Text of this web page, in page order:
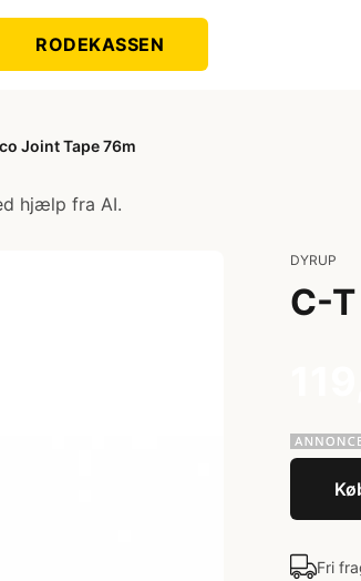
RODEKASSEN
Joint Tape 76m
hjælp fra AI.
DYRUP
C-
Fri